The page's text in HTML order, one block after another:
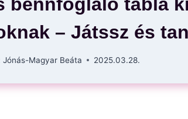
bennfoglaló tábla
– Játssz és
Jónás-Magyar Beáta 2025.03.28.